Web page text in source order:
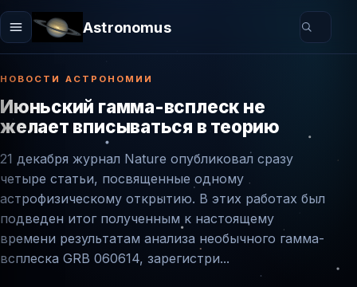
Astronomus
НОВОСТИ АСТРОНОМИИ
Июньский гамма-всплеск не
желает вписываться в теорию
21 декабря журнал Nature опубликовал сразу
четыре статьи, посвященные одному
астрофизическому открытию. В этих работах был
подведен итог полученным к настоящему
времени результатам анализа необычного гамма-
всплеска GRB 060614, зарегистри...